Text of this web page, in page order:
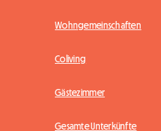
Wohngemeinschaften
Coliving
Gästezimmer
Gesamte Unterkünfte